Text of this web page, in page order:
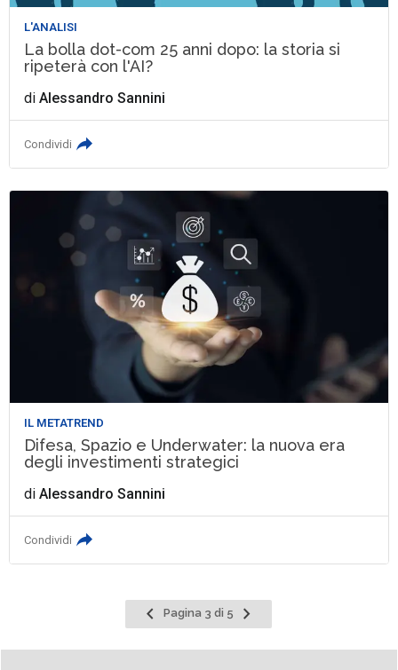
L'ANALISI
La bolla dot-com 25 anni dopo: la storia si
ripeterà con l'AI?
diAlessandro Sannini
Condividi
IL METATREND
Difesa, Spazio e Underwater: la nuova era
degli investimenti strategici
diAlessandro Sannini
Condividi
Pagina
precedente
Pagina 3 di 5
Pagina
successiva